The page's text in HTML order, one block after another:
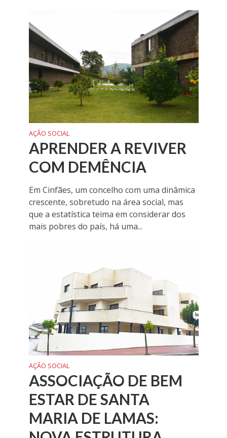
AÇÃO SOCIAL
APRENDER A REVIVER
COM DEMÊNCIA
Em Cinfães, um concelho com uma dinâmica
crescente, sobretudo na área social, mas
que a estatística teima em considerar dos
mais pobres do país, há uma...
AÇÃO SOCIAL
ASSOCIAÇÃO DE BEM
ESTAR DE SANTA
MARIA DE LAMAS: